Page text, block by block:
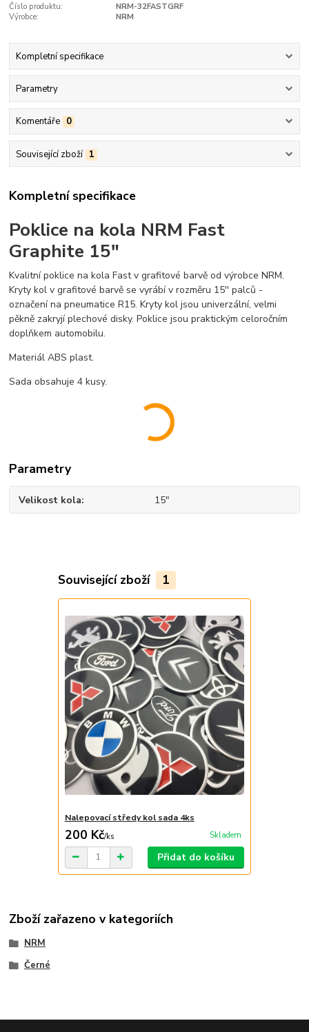
Číslo produktu:
NRM-32FASTGRF
Výrobce:
NRM
Kompletní specifikace
Parametry
Komentáře 0
Související zboží 1
Kompletní specifikace
Poklice na kola NRM Fast
Graphite 15"
Kvalitní poklice na kola Fast v grafitové barvě od výrobce NRM.
Kryty kol v grafitové barvě se vyrábí v rozměru 15'' palců -
označení na pneumatice R15. Kryty kol jsou univerzální, velmi
pěkně zakryjí plechové disky. Poklice jsou praktickým celoročním
doplňkem automobilu.
Materiál ABS plast.
Sada obsahuje 4 kusy.
Parametry
Velikost kola 15"
Související zboží 1
Nalepovací středy kol sada 4ks
200 Kč/ks Skladem
Přidat do košíku
Zboží zařazeno v kategoriích
NRM
Černé